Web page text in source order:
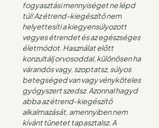
fogyasztási mennyiséget ne lépd
túl! Az étrend-kiegészítő nem
helyettesíti a kiegyensúlyozott
vegyes étrendet és az egészséges
életmódot. Használat előtt
konzultálj orvosoddal, különösen ha
várandós vagy, szoptatsz, súlyos
betegséged van vagy vényköteles
gyógyszert szedsz. Azonnal hagyd
abba az étrend-kiegészítő
alkalmazását, amennyiben nem
kívánt tünetet tapasztalsz. A